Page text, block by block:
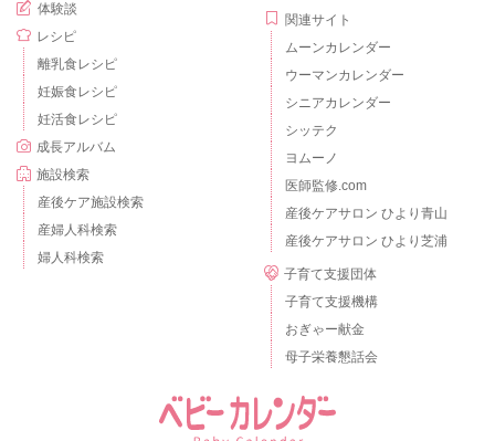
体験談
レシピ
離乳食レシピ
妊娠食レシピ
妊活食レシピ
成長アルバム
施設検索
産後ケア施設検索
産婦人科検索
婦人科検索
関連サイト
ムーンカレンダー
ウーマンカレンダー
シニアカレンダー
シッテク
ヨムーノ
医師監修.com
産後ケアサロン ひより青山
産後ケアサロン ひより芝浦
子育て支援団体
子育て支援機構
おぎゃー献金
母子栄養懇話会